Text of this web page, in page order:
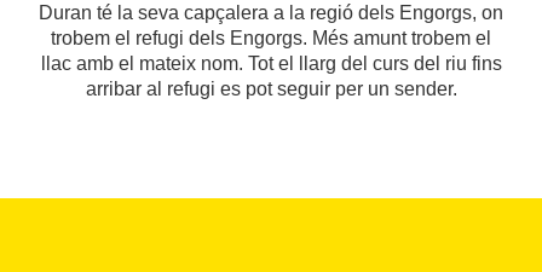
Duran té la seva capçalera a la regió dels Engorgs, on
trobem el refugi dels Engorgs. Més amunt trobem el
llac amb el mateix nom. Tot el llarg del curs del riu fins
arribar al refugi es pot seguir per un sender.